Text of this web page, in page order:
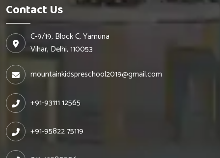
Contact Us
C-9/19, Block C, Yamuna
Vihar, Delhi, 110053
mountainkidspreschool2019@gmail.com
+91-93111 12565
+91-95822 75119